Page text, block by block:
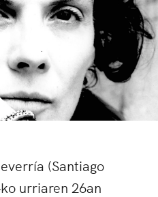
(Santiago
urriaren 26an